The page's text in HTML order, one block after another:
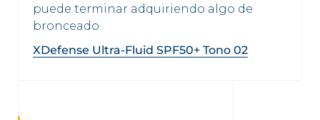
puede terminar adquiriendo algo de
bronceado.
XDefense Ultra-Fluid SPF50+ Tono 02